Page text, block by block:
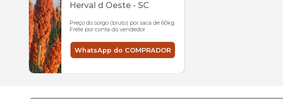
Herval d Oeste - SC
Preço do sorgo (bruto) por saca de 60kg
Frete por conta do vendedor
WhatsApp do COMPRADOR